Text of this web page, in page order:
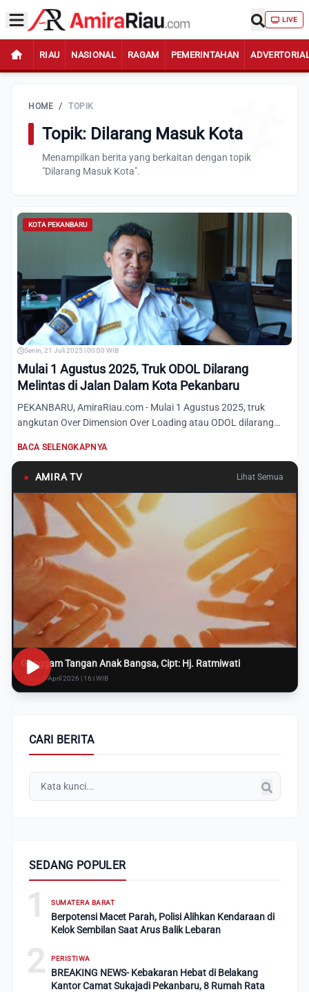
LIVE
RIAU NASIONAL RAGAM PEMERINTAHAN
HOME / TOPIK
Topik: Dilarang Masuk Kota
Menampilkan berita yang berkaitan dengan topik
"Dilarang Masuk Kota".
KOTA PEKANBARU
Senin, 21 Juli 2025 | 00:00 WIB
Mulai 1 Agustus 2025, Truk ODOL Dilarang
Melintas di Jalan Dalam Kota Pekanbaru
PEKANBARU, AmiraRiau.com - Mulai 1 Agustus 2025, truk
angkutan Over Dimension Over Loading atau ODOL dilarang
BACA SELENGKAPNYA
● AMIRA TV Lihat Semua
Genggam Tangan Anak Bangsa, Cipt: Hj. Ratmiwati
Rabu, 8 April 2026 | 16:i WIB
CARI BERITA
SEDANG POPULER
1 SUMATERA BARAT
Berpotensi Macet Parah, Polisi Alihkan Kendaraan di
Kelok Sembilan Saat Arus Balik Lebaran
2 PERISTIWA
BREAKING NEWS- Kebakaran Hebat di Belakang
Kantor Camat Sukajadi Pekanbaru, 8 Rumah Rata